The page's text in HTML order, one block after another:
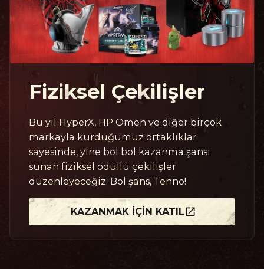
Fiziksel Çekilişler
Bu yıl HyperX, HP Omen ve diğer birçok
markayla kurduğumuz ortaklıklar
sayesinde, yine bol bol kazanma şansı
sunan fiziksel ödüllü çekilişler
düzenleyeceğiz. Bol şans, Tenno!
KAZANMAK İÇIN KATIL